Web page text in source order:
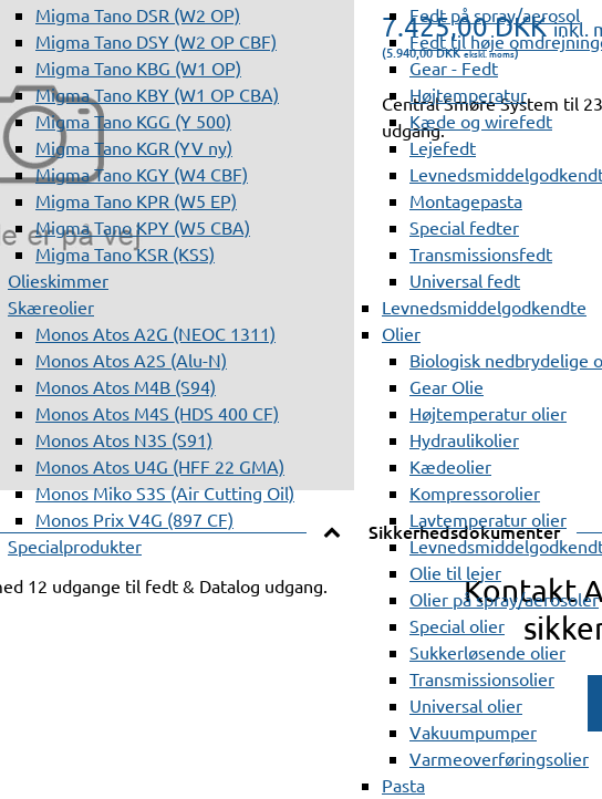
Migma Tano DSR (W2 OP)
Migma Tano DSY (W2 OP CBF)
Migma Tano KBG (W1 OP)
Migma Tano KBY (W1 OP CBA)
Migma Tano KGG (Y 500)
Migma Tano KGR (YV ny)
Migma Tano KGY (W4 CBF)
Migma Tano KPR (W5 EP)
Migma Tano KPY (W5 CBA)
Migma Tano KSR (KSS)
Olieskimmer
Skæreolier
Monos Atos A2G (NEOC 1311)
Monos Atos A2S (Alu-N)
Monos Atos M4B (S94)
Monos Atos M4S (HDS 400 CF)
Monos Atos N3S (S91)
Monos Atos U4G (HFF 22 GMA)
Monos Miko S3S (Air Cutting Oil)
Monos Prix V4G (897 CF)
Specialprodukter
Fedt på spray/aerosol
Fedt til høje
Gear - Fedt
Højtemperatur
Kæde og wirefedt
Lejefedt
Montagepasta
Special fedter
Transmissionsfedt
Universal fedt
Levnedsmiddelgodkendte
Olier
Biologisk nedbrydelige
Gear Olie
Højtemperatur olier
Hydraulikolier
Kædeolier
Kompressorolier
Lavtemperatur olier
Olie til lejer
Olier på spray/aerosoler
Special olier
Sukkerløsende olier
Transmissionsolier
Universal olier
Vakuumpumper
Varmeoverføringsolier
Pasta
7.425,00DKK inkl.
(5.940,00DKK ekskl. moms)
Central Smøre System til
udgang.
12 udgange til fedt & Datalog udgang.
Sikkerhedsdokumenter
Kontakt